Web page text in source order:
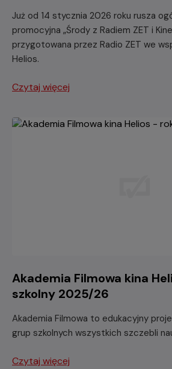
Już od 14 stycznia 2026 roku rusza
promocyjna „Środy z Radiem ZET i
przygotowana przez Radio ZET we
Helios.
Czytaj więcej
Akademia Filmowa kina
szkolny 2025/26
Akademia Filmowa to edukacyjny
grup szkolnych wszystkich szczebli
Czytaj więcej